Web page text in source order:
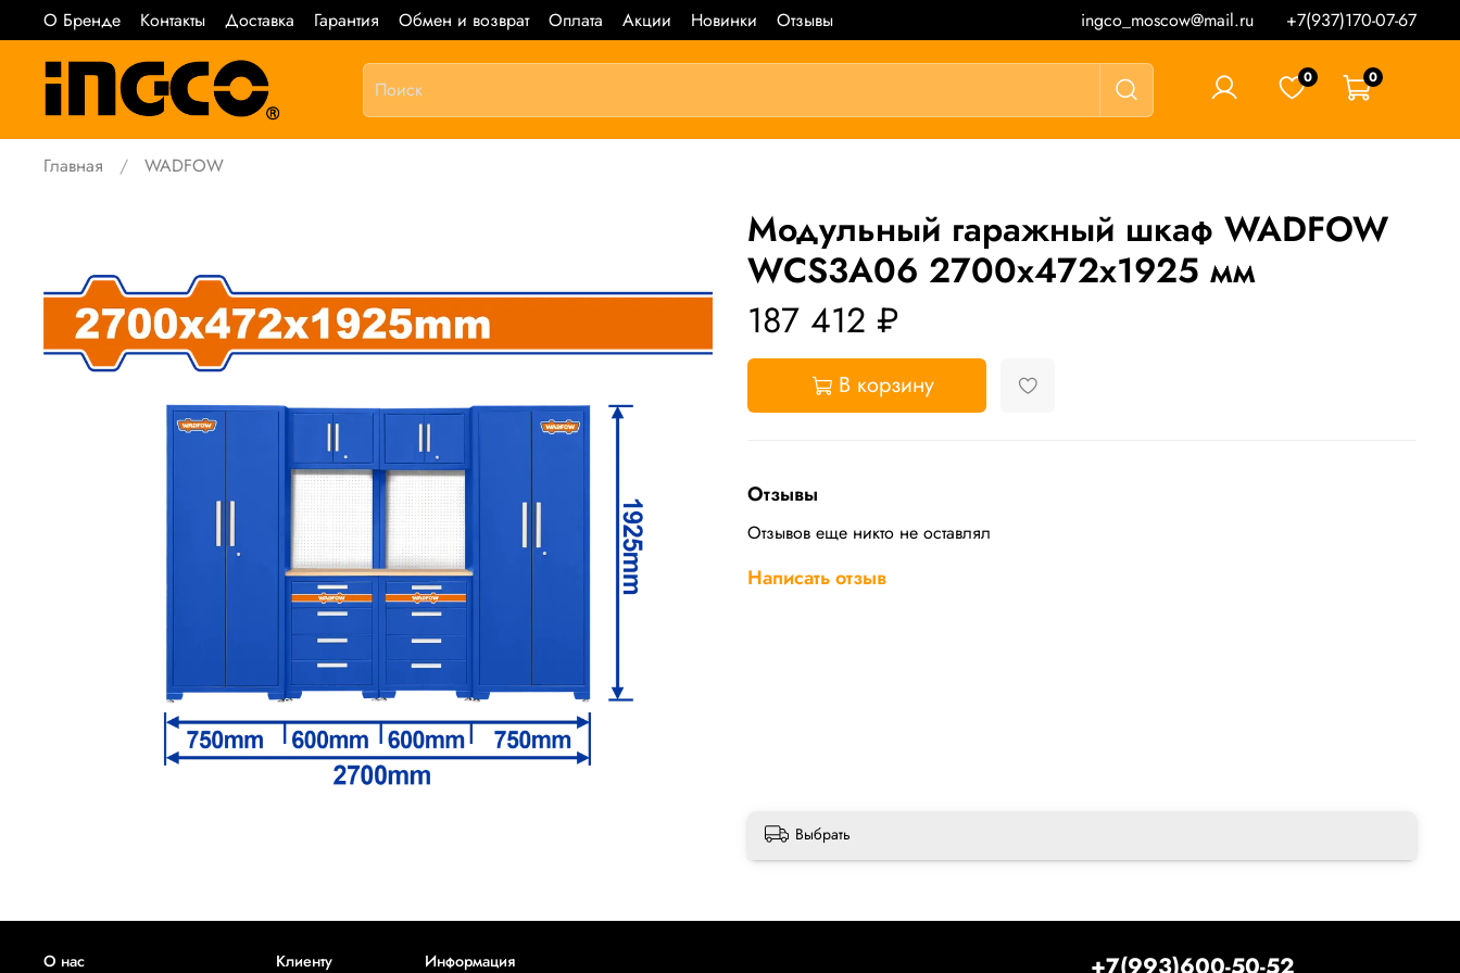
О Бренде Контакты Доставка Гарантия Обмен и возврат Оплата Акции Новинки Отзывы ingco_moscow@mail.ru +7(937)170-07-67
0 0
Главная WADFOW
Модульный гаражный шкаф WADFOW
WCS3A06 2700х472х1925 мм
187 412 ₽
В корзину
Отзывы
Отзывов еще никто не оставлял
Написать отзыв
Выбрать
О нас Клиенту Информация